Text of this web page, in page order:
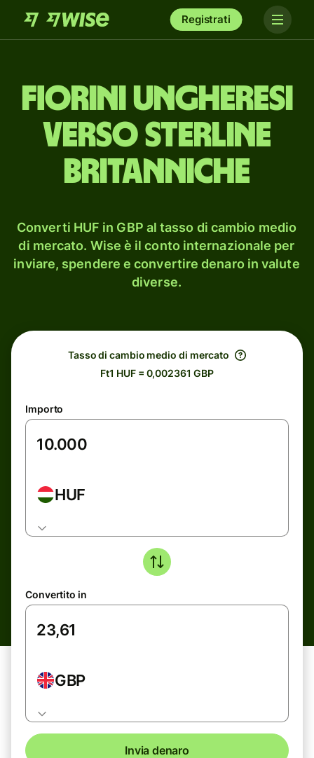
Registrati
fiorini ungheresi
verso sterline
britanniche
Converti HUF in GBP al tasso di cambio medio
di mercato. Wise è il conto internazionale per
inviare, spendere e convertire denaro in valute
diverse.
Tasso di cambio medio di mercato
Ft1 HUF = 0,002361 GBP
Importo
HUF
Convertito in
GBP
Invia denaro